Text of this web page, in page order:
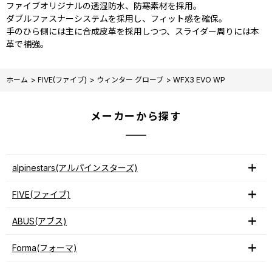
ファイブオリジナルの透湿防水、防寒素材を採用。
ダブルファスナーシステムを採用し、フィット感を確保。
手のひら側には主に合成皮革を採用しつつ、スライダー周りには本
革で補強。
ホーム > FIVE(ファイブ) > ウィンター グローブ > WFX3 EVO WP
メーカーから探す
alpinestars(アルパインスターズ)
FIVE(ファイブ)
ABUS(アブス)
Forma(フォーマ)